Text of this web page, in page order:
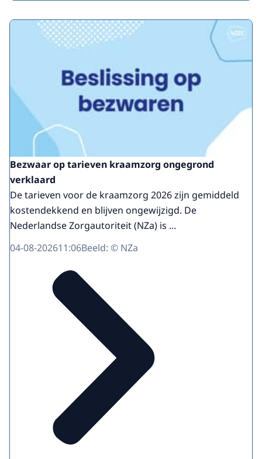
Bezwaar op tarieven kraamzorg ongegrond
verklaard
De tarieven voor de kraamzorg 2026 zijn gemiddeld
kostendekkend en blijven ongewijzigd. De
Nederlandse Zorgautoriteit (NZa) is ...
04-08-202611:06Beeld: © NZa